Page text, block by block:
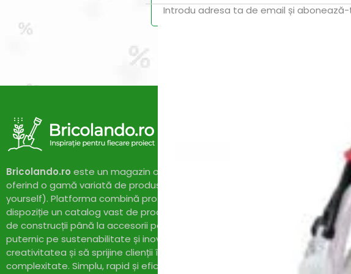
Bricolando.ro este un magazin online dedicat pasionaților de bricolaj,
oferind o gamă variată de produse și soluții pentru proiectele DIY (do-it-
yourself). Platforma combină profesionalismul cu accesibilitatea, punând la
dispoziție un catalog vast de produse de calitate, de la unelte și materiale
de construcții până la accesorii pentru casă și grădină. Cu un accent
puternic pe sustenabilitate și inovație,
își propune să inspire
creativitatea și să sprijine clienții în realizarea proiectelor lor, indiferent de
complexitate. Simplu, rapid și eficient!